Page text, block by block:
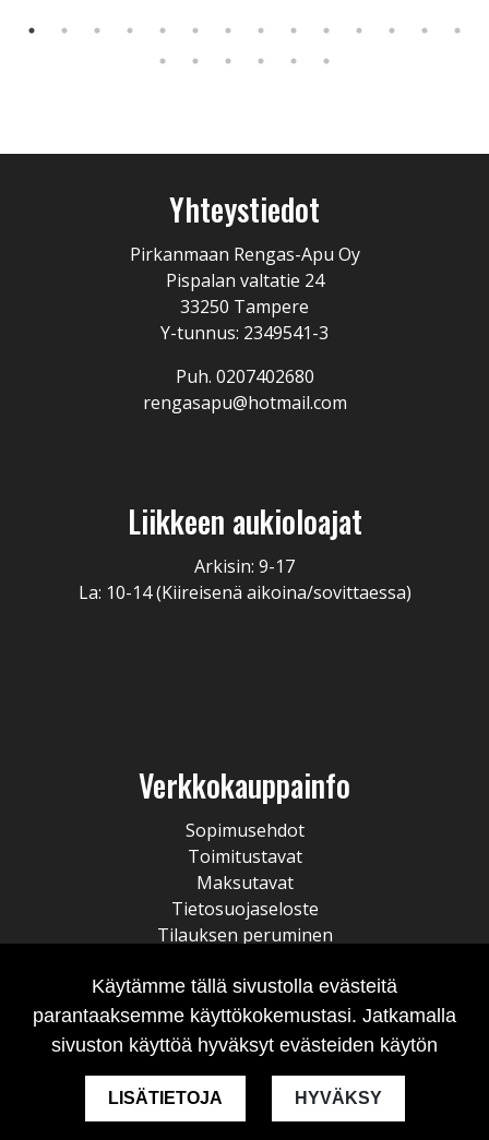
Yhteystiedot
Pirkanmaan Rengas-Apu Oy
Pispalan valtatie 24
33250 Tampere
Y-tunnus: 2349541-3
Puh. 0207402680
rengasapu@hotmail.com
Liikkeen aukioloajat
Arkisin: 9-17
La: 10-14 (Kiireisenä aikoina/sovittaessa)
Verkkokauppainfo
Sopimusehdot
Toimitustavat
Maksutavat
Tietosuojaseloste
Tilauksen peruminen
Käytämme tällä sivustolla evästeitä
parantaaksemme käyttökokemustasi. Jatkamalla
sivuston käyttöä hyväksyt evästeiden käytön
LISÄTIETOJA HYVÄKSY